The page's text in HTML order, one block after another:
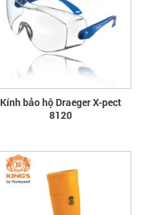
Kính bảo hộ Draeger X-pect
8120